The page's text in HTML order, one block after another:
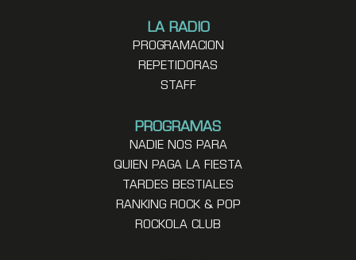
LA RADIO
PROGRAMACION
REPETIDORAS
STAFF
PROGRAMAS
NADIE NOS PARA
QUIEN PAGA LA FIESTA
TARDES BESTIALES
RANKING ROCK & POP
ROCKOLA CLUB